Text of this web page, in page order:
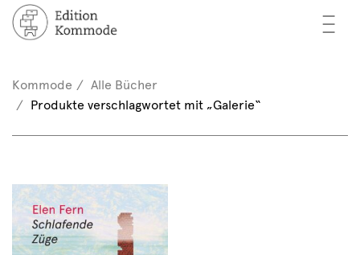
—
—
—
/ Registrieren
(0)
Kommode
Alle Bücher
Produkte verschlagwortet mit „Galerie“